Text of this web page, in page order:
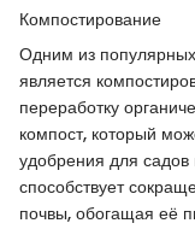
Компостирование
Одним из
является
переработку
компост, который
удобрения для садов
способствует
почвы, обогащая её